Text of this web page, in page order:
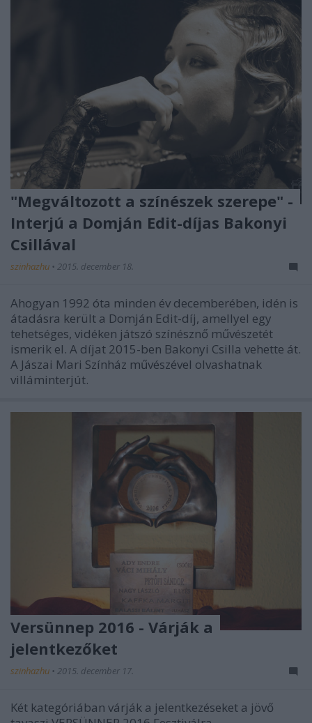
"Megváltozott a színészek szerepe" -
Interjú a Domján Edit-díjas Bakonyi
Csillával
szinhazhu • 2015. december 18.
Ahogyan 1992 óta minden év decemberében, idén is
átadásra került a Domján Edit-díj, amellyel egy
tehetséges, vidéken játszó színésznő művészetét
ismerik el. A díjat 2015-ben Bakonyi Csilla vehette át.
A Jászai Mari Színház művészével olvashatnak
villáminterjút.
Versünnep 2016 - Várják a
jelentkezőket
szinhazhu • 2015. december 17.
Két kategóriában várják a jelentkezéseket a jövő